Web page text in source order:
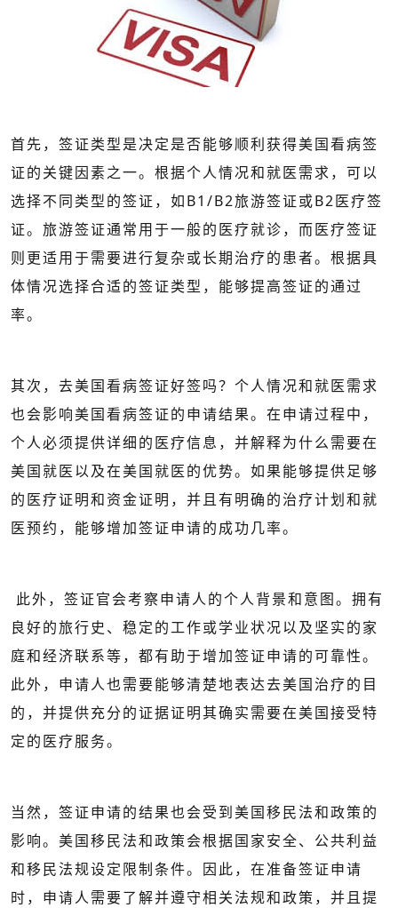
首先，签证类型是决定是否能够顺利获得美国看病签
证的关键因素之一。根据个人情况和就医需求，可以
选择不同类型的签证，如B1/B2旅游签证或B2医疗签
证。旅游签证通常用于一般的医疗就诊，而医疗签证
则更适用于需要进行复杂或长期治疗的患者。根据具
体情况选择合适的签证类型，能够提高签证的通过
率。
其次，去美国看病签证好签吗？个人情况和就医需求
也会影响美国看病签证的申请结果。在申请过程中，
个人必须提供详细的医疗信息，并解释为什么需要在
美国就医以及在美国就医的优势。如果能够提供足够
的医疗证明和资金证明，并且有明确的治疗计划和就
医预约，能够增加签证申请的成功几率。
此外，签证官会考察申请人的个人背景和意图。拥有
良好的旅行史、稳定的工作或学业状况以及坚实的家
庭和经济联系等，都有助于增加签证申请的可靠性。
此外，申请人也需要能够清楚地表达去美国治疗的目
的，并提供充分的证据证明其确实需要在美国接受特
定的医疗服务。
当然，签证申请的结果也会受到美国移民法和政策的
影响。美国移民法和政策会根据国家安全、公共利益
和移民法规设定限制条件。因此，在准备签证申请
时，申请人需要了解并遵守相关法规和政策，并且提